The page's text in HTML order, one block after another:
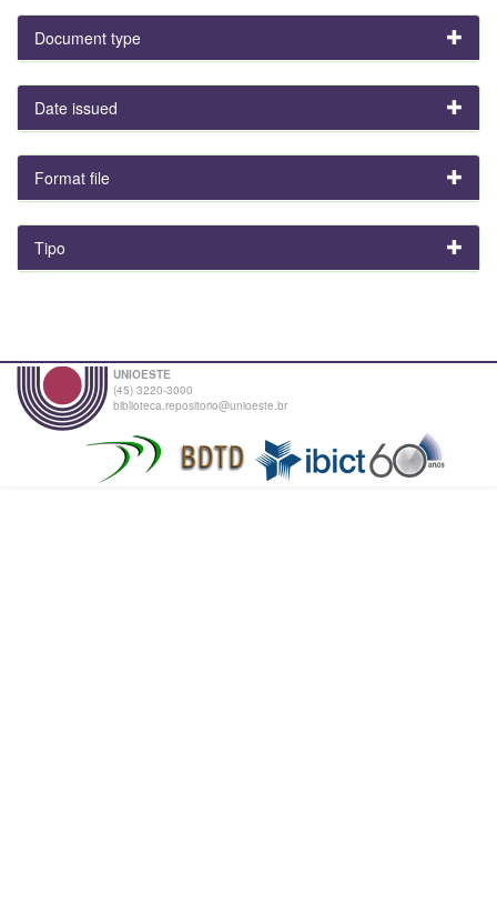
Document type
Date issued
Format file
Tipo
UNIOESTE
(45) 3220-3000
biblioteca.repositorio@unioeste.br